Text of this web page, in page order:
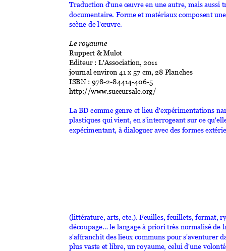
Traduction d'une œuvre en une autre, mais aussi
documentaire. Forme et matériaux composent
scène de l'œuvre.
Le royaume
Ruppert & Mulot
Editeur : L'Association, 2011
journal environ 41 x 57 cm, 28 Planches
ISBN : 978-2-84414-406-5
http://www.succursale.org/
La BD comme genre et lieu d'expérimentations
plastiques qui vient, en s'interrogeant sur ce q
expérimentant, à dialoguer avec des formes ext
(littérature, arts, etc.). Feuilles, feuillets, format, r
découpage… le langage à priori très normalisé de
s'affranchit des lieux communs pour s'aventurer
plus vaste et libre, un royaume, celui d'une vol